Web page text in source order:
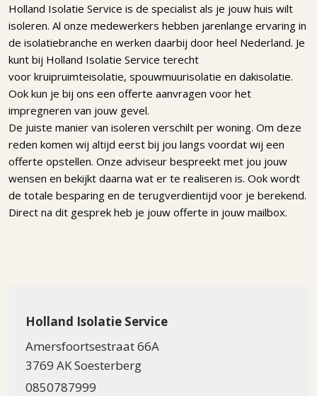
Holland Isolatie Service is de specialist als je jouw huis wilt
isoleren. Al onze medewerkers hebben jarenlange ervaring in
de isolatiebranche en werken daarbij door heel Nederland. Je
kunt bij Holland Isolatie Service terecht
voor kruipruimteisolatie, spouwmuurisolatie en dakisolatie.
Ook kun je bij ons een offerte aanvragen voor het
impregneren van jouw gevel.
De juiste manier van isoleren verschilt per woning. Om deze
reden komen wij altijd eerst bij jou langs voordat wij een
offerte opstellen. Onze adviseur bespreekt met jou jouw
wensen en bekijkt daarna wat er te realiseren is. Ook wordt
de totale besparing en de terugverdientijd voor je berekend.
Direct na dit gesprek heb je jouw offerte in jouw mailbox.
Holland Isolatie Service
Amersfoortsestraat 66A
3769 AK Soesterberg
0850787999